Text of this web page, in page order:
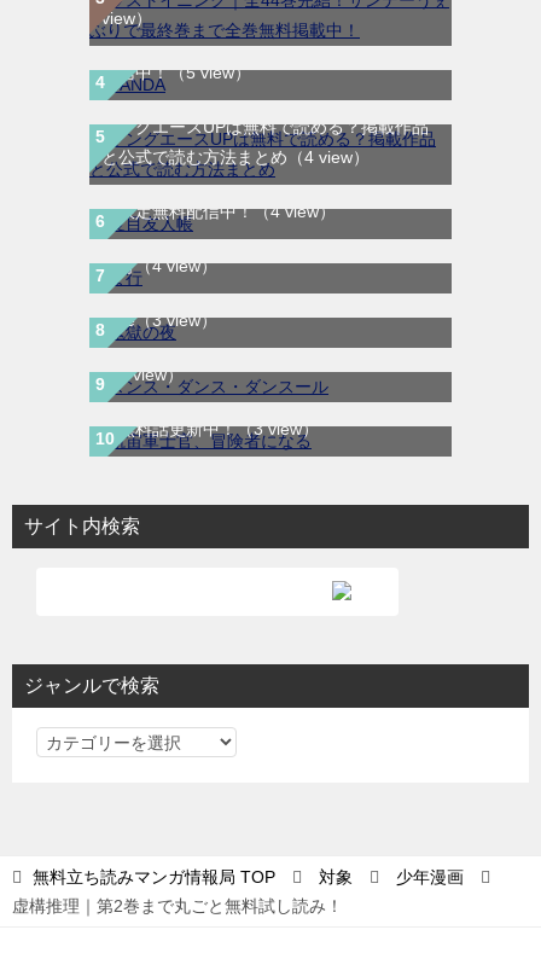
view）
SANDA｜最新刊第3巻！マンガBANGで無料
配信中！（5 view）
ヤングエースUPは無料で読める？掲載作品
と公式で読む方法まとめ （4 view）
夏目友人帳｜最新刊30巻！マンガParkで期
間限定無料配信中！（4 view）
ま行（4 view）
鬼獄の夜｜全14巻完結！最終話まで全話無
料で読める公式マンガアプリ＿マンガ
Mee（3 view）
ダンス・ダンス・ダンスール｜最新刊第25
巻！全話無料で読める公式マンガアプリ！
（3 view）
航宙軍士官、冒険者になる｜最新刊第6巻！
第5巻まで無料で読めるマンガアプリ！※順
次無料話更新中！（3 view）
サイト内検索
ジャンルで検索
ジ
検
無料立ち読みマンガ情報局 TOP 対象
少年漫画
虚構推理｜第2巻まで丸ごと無料試し読み！